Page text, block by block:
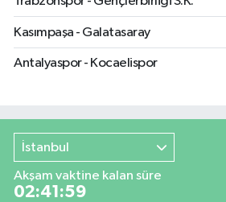
Kasımpaşa - Galatasaray
Antalyaspor - Kocaelispor
İstanbul
Akşam vaktine kalan süre
02:41:58